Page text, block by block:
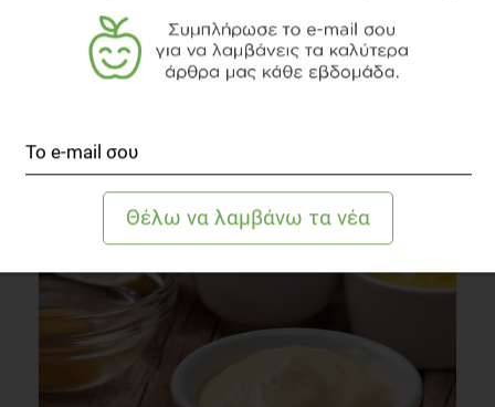
συνολική ανάλυση
Διατροφή
5 λεπτά να διαβαστεί